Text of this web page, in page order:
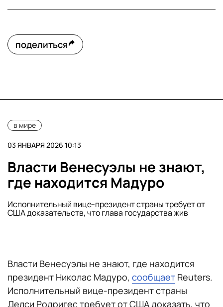
поделиться
в мире
03 ЯНВАРЯ 2026 10:13
Власти Венесуэлы не знают,
где находится Мадуро
Исполнительный вице-президент страны требует от
США доказательств, что глава государства жив
Власти Венесуэлы не знают, где находится
президент Николас Мадуро, сообщает Reuters.
Исполнительный вице-президент страны
Делси Родригес требует от США доказать, что